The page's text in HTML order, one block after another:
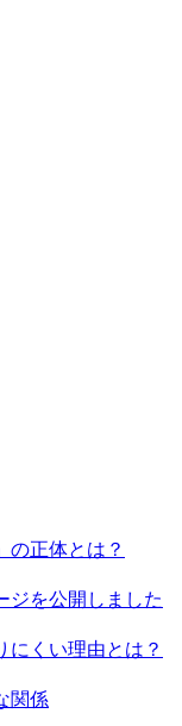
の正体とは？
ジを公開しました
にくい理由とは？
関係